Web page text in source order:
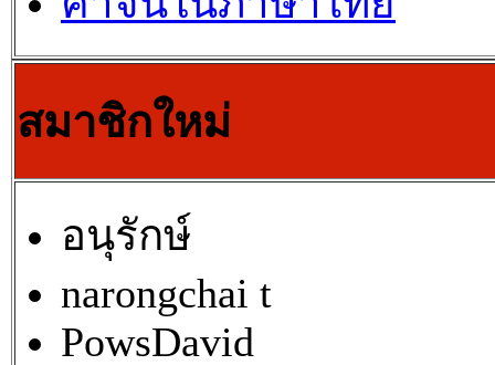
สมาชิกใหม่
อนุรักษ์
narongchai t
PowsDavid